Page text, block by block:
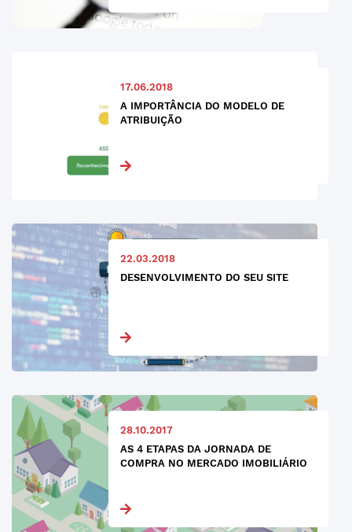
17.06.2018
A IMPORTÂNCIA DO MODELO DE
ATRIBUIÇÃO
22.03.2018
DESENVOLVIMENTO DO SEU SITE
28.10.2017
AS 4 ETAPAS DA JORNADA DE
COMPRA NO MERCADO IMOBILIÁRIO